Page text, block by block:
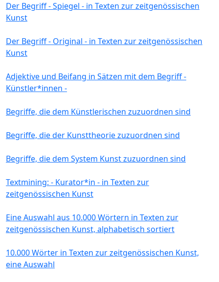
Der Begriff - Spiegel - in Texten zur zeitgenössischen
Kunst
Der Begriff - Original - in Texten zur zeitgenössischen
Kunst
Adjektive und Beifang in Sätzen mit dem Begriff -
Künstler*innen -
Begriffe, die dem Künstlerischen zuzuordnen sind
Begriffe, die der Kunsttheorie zuzuordnen sind
Begriffe, die dem System Kunst zuzuordnen sind
Textmining: - Kurator*in - in Texten zur
zeitgenössischen Kunst
Eine Auswahl aus 10.000 Wörtern in Texten zur
zeitgenössischen Kunst, alphabetisch sortiert
10.000 Wörter in Texten zur zeitgenössischen Kunst,
eine Auswahl